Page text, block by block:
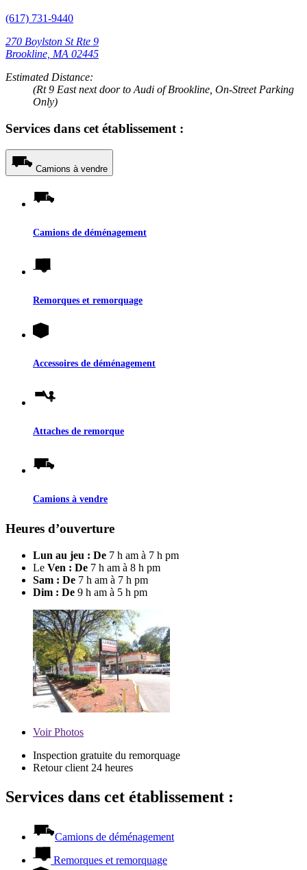
(617) 731-9440
270 Boylston St Rte 9
Brookline, MA 02445
Estimated Distance:
(Rt 9 East next door to Audi of Brookline, On-Street Parking
Only)
Services dans cet établissement :
Camions à vendre
Camions de déménagement
Remorques et remorquage
Accessoires de déménagement
Attaches de remorque
Camions à vendre
Heures d’ouverture
Lun au jeu : De 7 h am à 7 h pm
Le Ven : De 7 h am à 8 h pm
Sam : De 7 h am à 7 h pm
Dim : De 9 h am à 5 h pm
VoirPhotos
Inspection gratuite du remorquage
Retour client 24 heures
Services dans cet établissement :
Camions de déménagement
Remorques et remorquage